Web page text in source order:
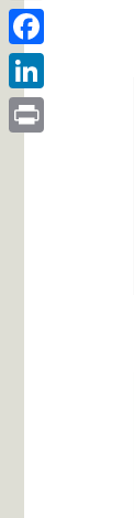
X
Facebook
LinkedIn